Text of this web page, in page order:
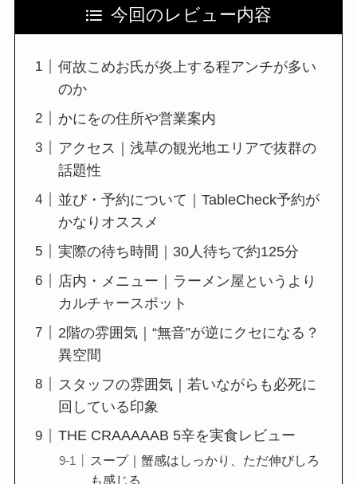
今回のレビュー内容
何故こめお氏が炎上する程アンチが多い
のか
かにをの住所や営業案内
アクセス｜浅草の観光地エリアで抜群の
話題性
並び・予約について｜TableCheck予約が
かなりオススメ
実際の待ち時間｜30人待ちで約125分
店内・メニュー｜ラーメン屋というより
カルチャースポット
2階の雰囲気｜“無音”が逆にクセになる？
異空間
スタッフの雰囲気｜若いながらも必死に
回している印象
THE CRAAAAAB 5辛を実食レビュー
スープ｜蟹感はしっかり、ただ伸びしろ
も感じる